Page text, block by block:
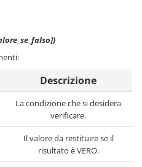
Descrizione
La condizione che si desidera
verificare.
Il valore da restituire se il
risultato è VERO.